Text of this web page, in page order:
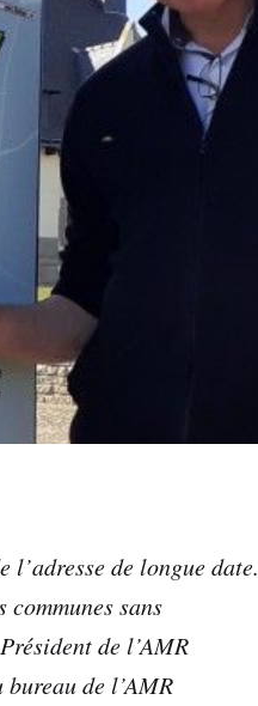
l’adresse de longue date.
communes sans
de l’AMR
de l’AMR